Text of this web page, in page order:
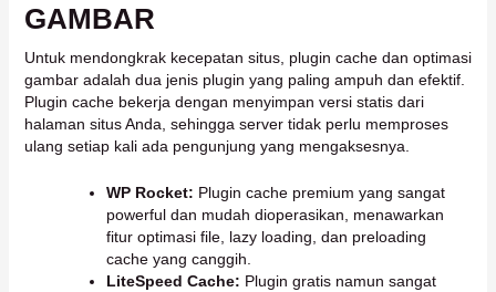
GAMBAR
Untuk mendongkrak kecepatan situs, plugin cache dan optimasi
gambar adalah dua jenis plugin yang paling ampuh dan efektif.
Plugin cache bekerja dengan menyimpan versi statis dari
halaman situs Anda, sehingga server tidak perlu memproses
ulang setiap kali ada pengunjung yang mengaksesnya.
WP Rocket: Plugin cache premium yang sangat
powerful dan mudah dioperasikan, menawarkan
fitur optimasi file, lazy loading, dan preloading
cache yang canggih.
LiteSpeed Cache: Plugin gratis namun sangat